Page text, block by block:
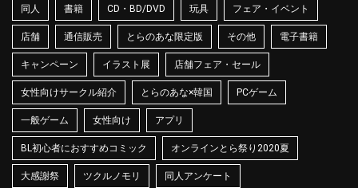
同人 書籍 CD・BD/DVD 玩具 フェア・イベント
店舗 通信販売 とらのあな限定版 その他 電子書籍
キャンペーン イラスト展 店舗フェア・セール
女性向けサークル紹介 とらのあな×韓国 PCゲーム
一般ゲーム 女性向け アプリ
BL初心者におすすめコミック オンラインとら祭り2020夏
大感謝祭 ツクルノモリ 同人アンケート